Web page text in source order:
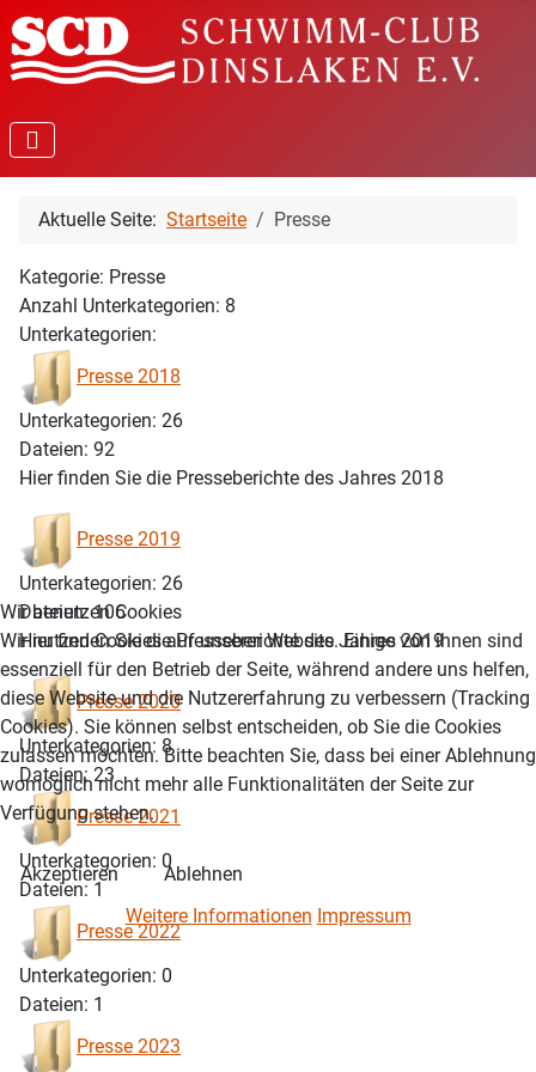
Aktuelle Seite: Startseite Presse
Kategorie: Presse
Anzahl Unterkategorien: 8
Unterkategorien:
Presse 2018
Unterkategorien: 26
Dateien: 92
Hier finden Sie die Presseberichte des Jahres 2018
Presse 2019
Unterkategorien: 26
Dateien: 106
Hier finden Sie die Presseberichte des Jahres 2019
Presse 2020
Unterkategorien: 8
Dateien: 23
Presse 2021
Unterkategorien: 0
Dateien: 1
Presse 2022
Unterkategorien: 0
Dateien: 1
Presse 2023
Wir benutzen Cookies
Wir nutzen Cookies auf unserer Website. Einige von ihnen sind
essenziell für den Betrieb der Seite, während andere uns helfen,
diese Website und die Nutzererfahrung zu verbessern (Tracking
Cookies). Sie können selbst entscheiden, ob Sie die Cookies
zulassen möchten. Bitte beachten Sie, dass bei einer Ablehnung
womöglich nicht mehr alle Funktionalitäten der Seite zur
Verfügung stehen.
Akzeptieren
Ablehnen
Weitere Informationen Impressum